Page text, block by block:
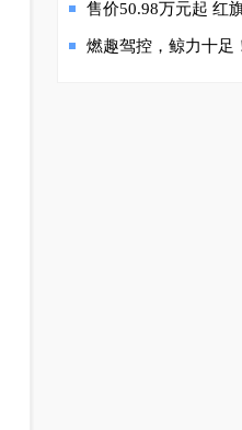
售价50.98万元起 红
燃趣驾控，鲸力十足！